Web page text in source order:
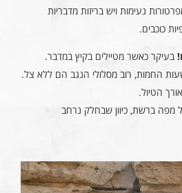
נעימות ויש בריזות מדבריות
כוכבים.
בעיקר כאשר מטיילים בקיץ במדבר.
החמות, רוב מסלולי הנגב הם ללא צל.
הטיול.
ברשת, כיוון שבחלק נרחב